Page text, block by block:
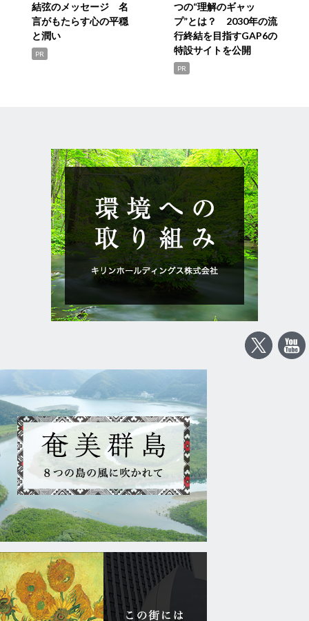
結弦のメッセージ 名
言がもたらす心の平穏
と潤い
PR
つの“理解のギャッ
プ”とは？ 2030年の流
行終結を目指すGAP6の
特設サイトを公開
PR